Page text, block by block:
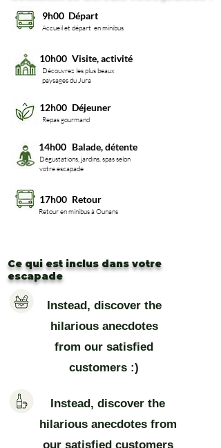
9h00 Départ
Accueil et départ en minibus
10h00 Visite, activité
Découvrez les plus beaux
paysages du Jura
12h00 Déjeuner
Repas gourmand
14h00 Balade, détente
Dégustations, jardins, spas selon
votre escapade
17h00 Retour
Retour en minibus à Ounans
Ce qui est inclus dans votre
escapade
Instead, discover the
hilarious anecdotes
from our satisfied
customers :)
Instead, discover the
hilarious anecdotes from
our satisfied customers